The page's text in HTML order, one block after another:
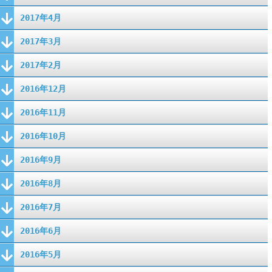
2017年4月
2017年3月
2017年2月
2016年12月
2016年11月
2016年10月
2016年9月
2016年8月
2016年7月
2016年6月
2016年5月